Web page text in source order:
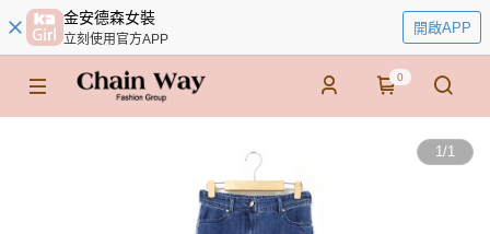
金安德森女裝
立刻使用官方APP
開啟APP
0
1/1